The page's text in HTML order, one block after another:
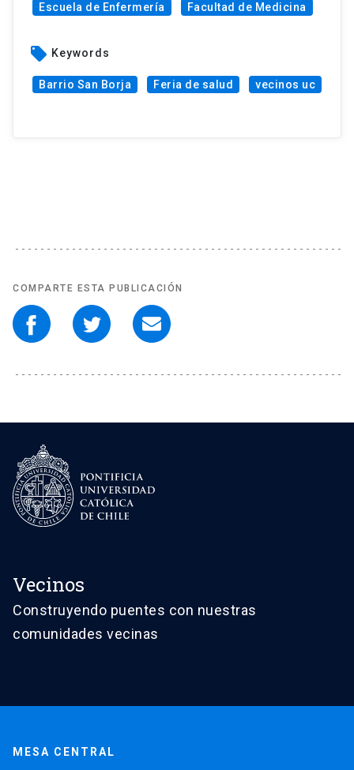
Escuela de Enfermería
Facultad de Medicina
local_offer Keywords
Barrio San Borja Feria de salud vecinos uc
COMPARTE ESTA PUBLICACIÓN
Vecinos
Construyendo puentes con nuestras
comunidades vecinas
MESA CENTRAL